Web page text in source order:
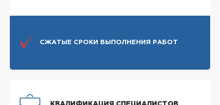
СЖАТЫЕ СРОКИ ВЫПОЛНЕНИЯ РАБОТ